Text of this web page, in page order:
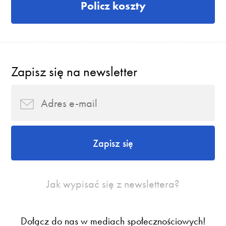
Policz koszty
Zapisz się na newsletter
Zapisz się
Jak wypisać się z newslettera?
Dołącz do nas w mediach społecznościowych!